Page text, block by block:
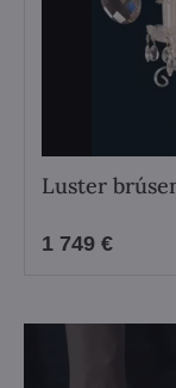
Luster
1 749 €